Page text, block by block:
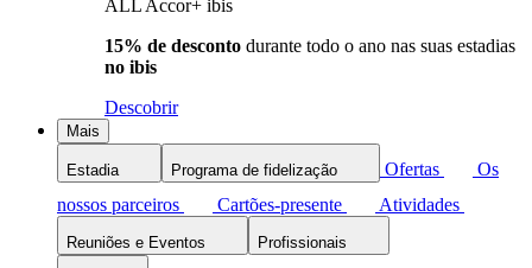
ALL Accor+ ibis
15% de desconto durante todo o ano nas suas estadias
no ibis
Descobrir
Mais
Estadia Programa de fidelização Ofertas
Os
nossos parceiros
Cartões-presente Atividades
Reuniões e Eventos Profissionais